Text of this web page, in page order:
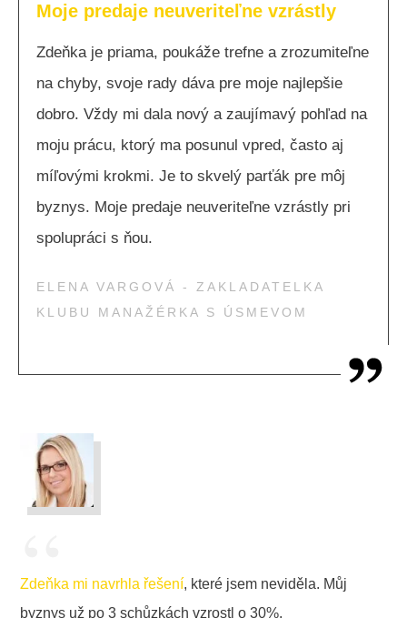
Moje predaje neuveriteľne vzrástly
Zdeňka je priama, poukáže trefne a zrozumiteľne
na chyby, svoje rady dáva pre moje najlepšie
dobro. Vždy mi dala nový a zaujímavý pohľad na
moju prácu, ktorý ma posunul vpred, často aj
míľovými krokmi. Je to skvelý parťák pre môj
byznys. Moje predaje neuveriteľne vzrástly pri
spolupráci s ňou.
ELENA VARGOVÁ - ZAKLADATELKA
KLUBU MANAŽÉRKA S ÚSMEVOM
“
Zdeňka mi navrhla řešení, které jsem neviděla. Můj
byznys už po 3 schůzkách vzrostl o 30%.